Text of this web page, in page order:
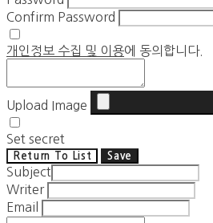
Confirm Password
개인정보 수집 및 이용에 동의합니다.
Upload Image
Set secret
Return To List Save
Subject
Writer
Email